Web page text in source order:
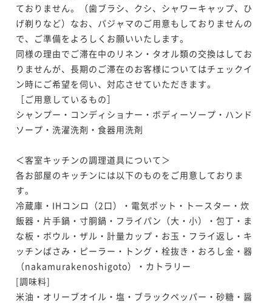
ておりません。（歯ブラシ、クシ、シャワーキャップ、ひ
げ剃りなど）なお、パジャマのご用意もしておりませんの
で、ご準備をよろしくお願いいたします。
同様の理由でご滞在中のリネン・タオル類の交換はしてお
りませんが、長期のご滞在のお客様についてはチェックイ
ン時にご希望を伺い、対応させていただきます。
［ご用意しているもの］
シャンプー・コンディショナー・ボディーソープ・ハンド
ソープ・洗濯洗剤・食器用洗剤
＜客室キッチンの調理道具について＞
各お部屋のキッチンには以下のものをご用意しておりま
す。
冷蔵庫・IHコンロ（2口）・電気ポット・トースター・炊
飯器・片手鍋・寸胴鍋・フライパン（大・小）・包丁・ま
な板・ボウル・ザル・計量カップ・お玉・フライ返し・キ
ッチンばさみ・ピーラー・トング・栓抜き・おろし金・器
（nakamurakenoshigoto）・カトラリー
[調味料]
米油・オリーブオイル・塩・ブラックペッパー・砂糖・醤